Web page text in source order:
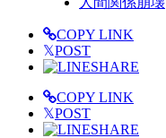
COPY LINK
𝕏POST
SHARE
COPY LINK
𝕏POST
SHARE